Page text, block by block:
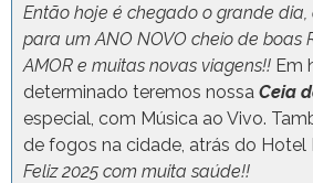
Então hoje é chegado o grande
para um ANO NOVO cheio de boas
AMOR e muitas novas viagens!! Em
determinado teremos nossa Ceia
especial, com Música ao Vivo.
de fogos na cidade, atrás do Hotel
Feliz 2025 com muita saúde!!